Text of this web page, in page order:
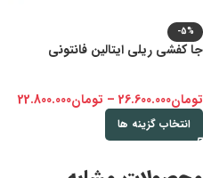
-5%
جا کفشی ریلی ایتالین فانتونی
تومان26.600.000
– تومان22.800.000
انتخاب گزینه ها